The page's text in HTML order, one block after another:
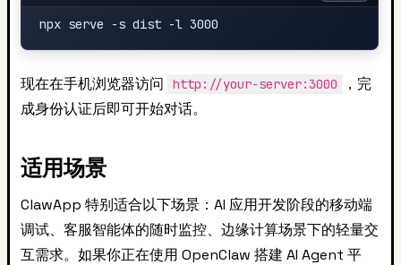
现在在手机浏览器访问 http://your-server:3000
，完
成身份认证后即可开始对话。
适用场景
ClawApp 特别适合以下场景：AI 应用开发阶段的移动端
调试、客服智能体的随时监控、边缘计算场景下的轻量交
互需求。如果你正在使用 OpenClaw 搭建 AI Agent 平